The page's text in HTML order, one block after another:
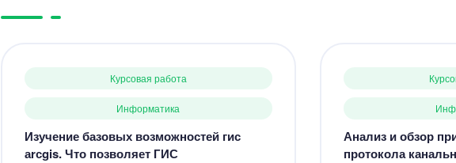
Курсовая работа
Информатика
Изучение базовых возможностей гис
аrсgis. Что позволяет ГИС
Анализ и обзор
протокола